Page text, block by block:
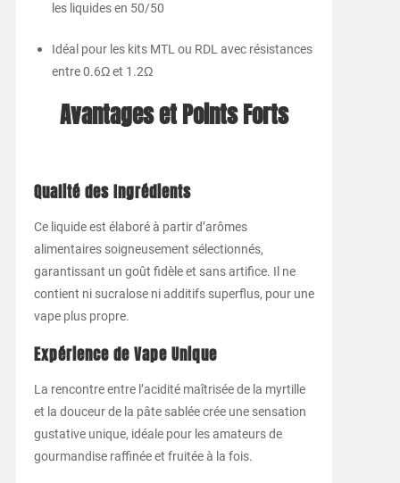
les liquides en 50/50
Idéal pour les kits MTL ou RDL avec résistances
entre 0.6Ω et 1.2Ω
Avantages et Points Forts
Qualité des Ingrédients
Ce liquide est élaboré à partir d’arômes
alimentaires soigneusement sélectionnés,
garantissant un goût fidèle et sans artifice. Il ne
contient ni sucralose ni additifs superflus, pour une
vape plus propre.
Expérience de Vape Unique
La rencontre entre l’acidité maîtrisée de la myrtille
et la douceur de la pâte sablée crée une sensation
gustative unique, idéale pour les amateurs de
gourmandise raffinée et fruitée à la fois.